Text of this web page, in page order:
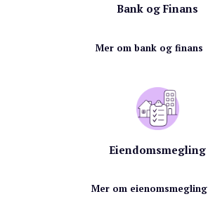
Bank og Finans
Mer om bank og finans
Eiendomsmegling
Mer om eienomsmegling